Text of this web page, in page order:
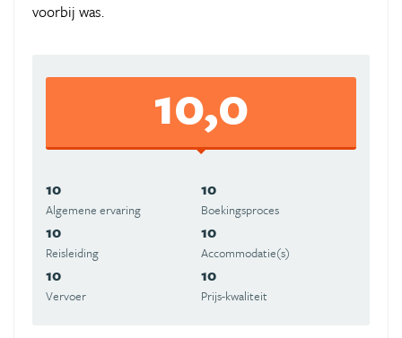
voorbij was.
10,0
10
Algemene ervaring
10
Boekingsproces
10
Reisleiding
10
Accommodatie(s)
10
Vervoer
10
Prijs-kwaliteit